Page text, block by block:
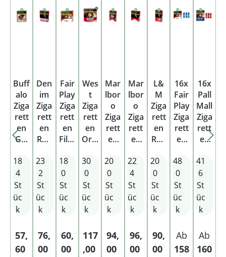
Buff
alo
Ziga
rett
en
Gol
Big
Pac
k
Sta
nge
18
4
St
üc
k
57,
60
Den
im
Ziga
rett
en
Red
Sta
nge
23
2
St
üc
k
76,
00
Fair
Play
Ziga
rett
en
Filte
Her
cule
s
Sta
nge
18
0
St
üc
k
60,
00
Wes
t
Ziga
rett
en
Orig
Red
5XL
Sta
nge
30
0
St
üc
k
117
,00
Mar
lbor
o
Ziga
rett
en
Orig
inal
Pac
k
Sta
20
0
St
üc
k
94,
00
Mar
lbor
o
Ziga
rett
en
2XL
Sta
nge
22
4
St
üc
k
96,
00
L&
M
Ziga
rett
en
Red
el
Orig
inal
Pac
k
20
0
St
üc
k
90,
00
16x
Fair
Play
Ziga
rett
en
r
XXX
L +
3x
Elek
erze
uge
48
0
St
üc
k
Ab
158
16x
Pall
Mall
Ziga
rett
en
Gig
a +
3x
Elek
tro-
uge
41
6
St
üc
k
Ab
160